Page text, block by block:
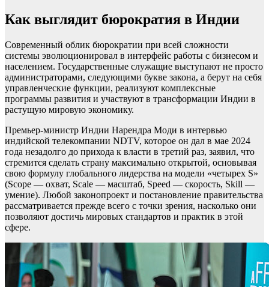
Как выглядит бюрократия в Индии
Современный облик бюрократии при всей сложности
системы эволюционировал в интерфейс работы с бизнесом и
населением. Государственные служащие выступают не просто
администраторами, следующими букве закона, а берут на себя
управленческие функции, реализуют комплексные
программы развития и участвуют в трансформации Индии в
растущую мировую экономику.
Премьер-министр Индии Нарендра Моди в интервью
индийской телекомпании NDTV, которое он дал в мае 2024
года незадолго до прихода к власти в третий раз, заявил, что
стремится сделать страну максимально открытой, основывая
свою формулу глобального лидерства на модели «четырех S»
(Scope — охват, Scale — масштаб, Speed — скорость, Skill —
умение). Любой законопроект и постановление правительства
рассматривается прежде всего с точки зрения, насколько они
позволяют достичь мировых стандартов и практик в этой
сфере.